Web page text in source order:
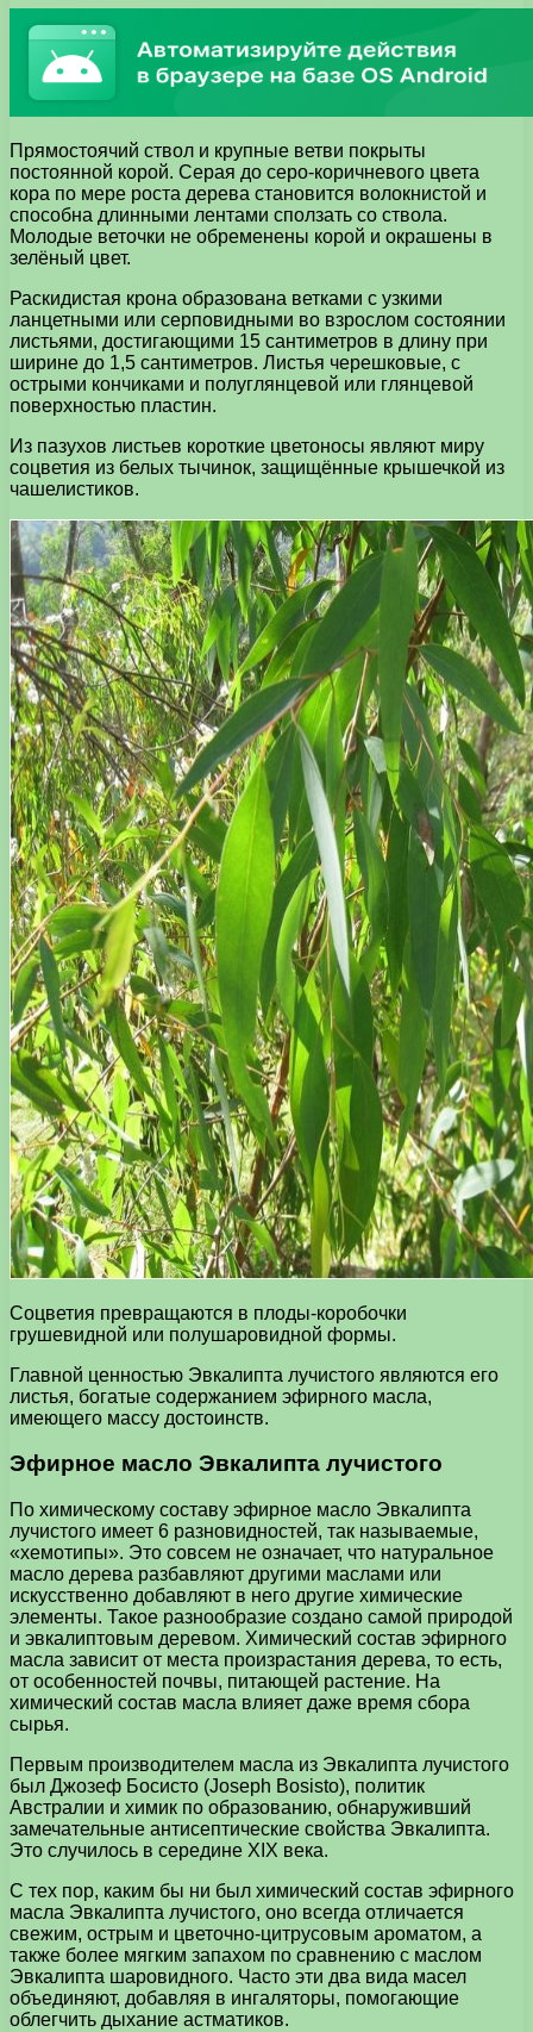
Прямостоячий ствол и крупные ветви покрыты
постоянной корой. Серая до серо-коричневого цвета
кора по мере роста дерева становится волокнистой и
способна длинными лентами сползать со ствола.
Молодые веточки не обременены корой и окрашены в
зелёный цвет.
Раскидистая крона образована ветками с узкими
ланцетными или серповидными во взрослом состоянии
листьями, достигающими 15 сантиметров в длину при
ширине до 1,5 сантиметров. Листья черешковые, с
острыми кончиками и полуглянцевой или глянцевой
поверхностью пластин.
Из пазухов листьев короткие цветоносы являют миру
соцветия из белых тычинок, защищённые крышечкой из
чашелистиков.
Соцветия превращаются в плоды-коробочки
грушевидной или полушаровидной формы.
Главной ценностью Эвкалипта лучистого являются его
листья, богатые содержанием эфирного масла,
имеющего массу достоинств.
Эфирное масло Эвкалипта лучистого
По химическому составу эфирное масло Эвкалипта
лучистого имеет 6 разновидностей, так называемые,
«хемотипы». Это совсем не означает, что натуральное
масло дерева разбавляют другими маслами или
искусственно добавляют в него другие химические
элементы. Такое разнообразие создано самой природой
и эвкалиптовым деревом. Химический состав эфирного
масла зависит от места произрастания дерева, то есть,
от особенностей почвы, питающей растение. На
химический состав масла влияет даже время сбора
сырья.
Первым производителем масла из Эвкалипта лучистого
был Джозеф Босисто (Joseph Bosisto), политик
Австралии и химик по образованию, обнаруживший
замечательные антисептические свойства Эвкалипта.
Это случилось в середине XIX века.
С тех пор, каким бы ни был химический состав эфирного
масла Эвкалипта лучистого, оно всегда отличается
свежим, острым и цветочно-цитрусовым ароматом, а
также более мягким запахом по сравнению с маслом
Эвкалипта шаровидного. Часто эти два вида масел
объединяют, добавляя в ингаляторы, помогающие
облегчить дыхание астматиков.